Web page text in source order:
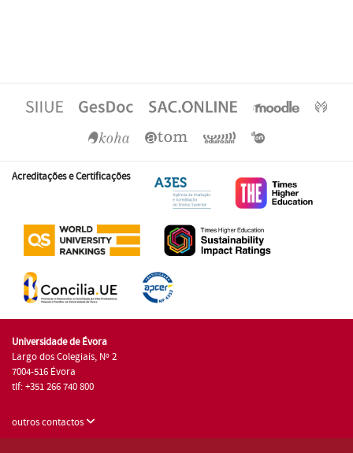
Acreditações e Certificações
Universidade de Évora
Largo dos Colegiais, Nº 2
7004-516 Évora
tlf: +351 266 740 800
outros contactos